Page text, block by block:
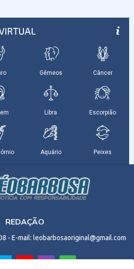
REDAÇÃO
- E-mail: leobarbosaoriginal@gmail.com